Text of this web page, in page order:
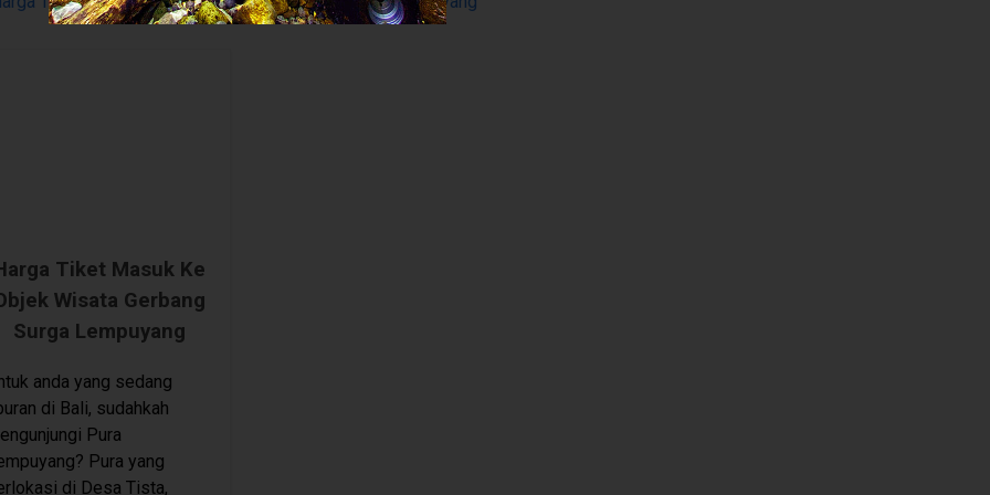
Tiket Masuk Ke
Wisata Gerbang
Surga Lempuyang
anda yang sedang
di Bali, sudahkah
Pura
Pura yang
di Desa Tista,